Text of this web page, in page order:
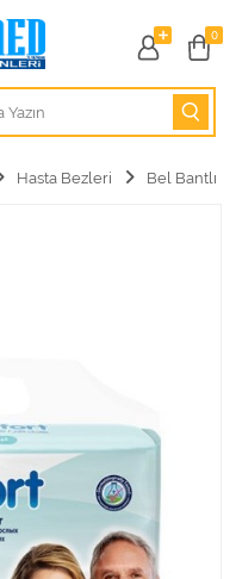
0
Hasta Bezleri Bel Bantlı